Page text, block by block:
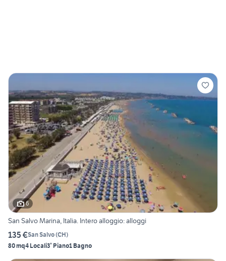
6
San Salvo Marina, Italia. Intero alloggio: alloggi
135 €San Salvo(CH)
80 mq4 Locali3° Piano1 Bagno